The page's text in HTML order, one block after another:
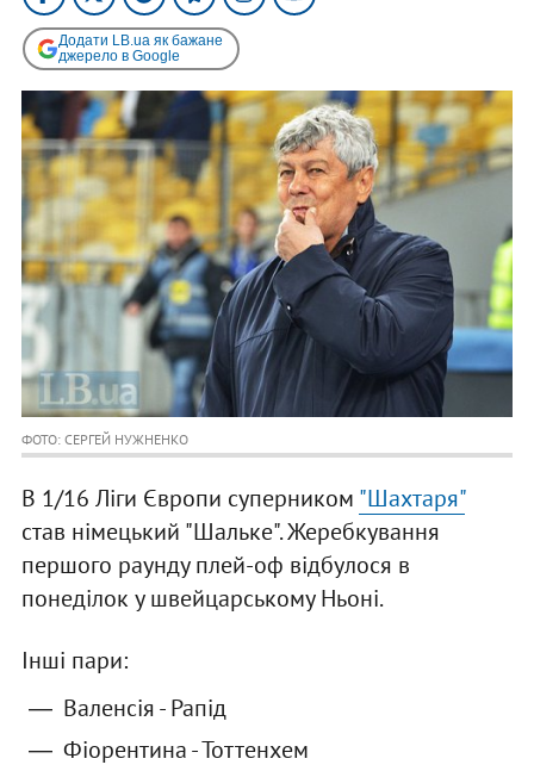
Додати LB.ua як бажане
джерело в Google
ФОТО: СЕРГЕЙ НУЖНЕНКО
В 1/16 Ліги Європи суперником "Шахтаря"
став німецький "Шальке". Жеребкування
першого раунду плей-оф відбулося в
понеділок у швейцарському Ньоні.
Інші пари:
Валенсія - Рапід
Фіорентина - Тоттенхем